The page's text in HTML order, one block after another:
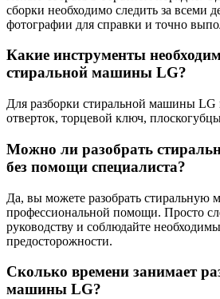
сборки необходимо следить за всеми
фотографии для справки и точно
Какие инструменты
стиральной машины LG?
Для разборки стиральной машины LG
отверток, торцевой ключ,
Можно ли разобрать
без помощи специалиста?
Да, вы можете разобрать стиральную
профессиональной помощи. Просто
руководству и соблюдайте
предосторожности.
Сколько времени занимает
машины LG?